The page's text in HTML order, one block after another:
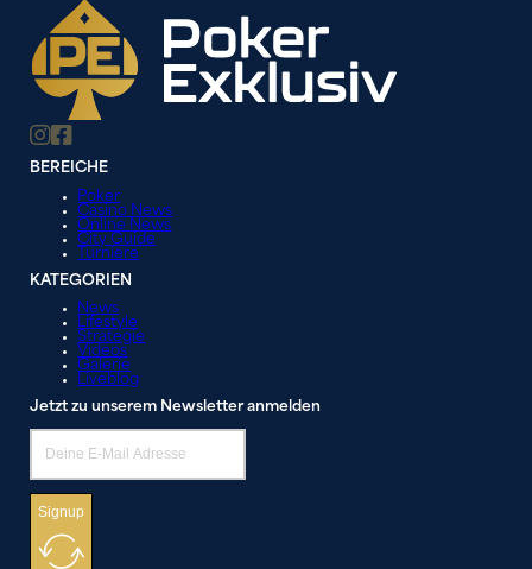
BEREICHE
Poker
Casino News
Online News
City Guide
Turniere
KATEGORIEN
News
Lifestyle
Strategie
Videos
Galerie
Liveblog
Jetzt zu unserem Newsletter anmelden
Signup